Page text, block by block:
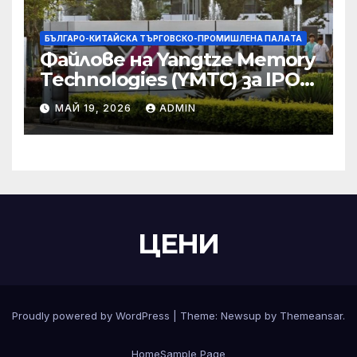
БЪЛГАРО-КИТАЙСКА ТЪРГОВСКО-ПРОМИШЛЕНА ПАЛAТА
Файлове на Yangtze Memory
Technologies (YMTC) за IPO
на STAR Market
МАЙ 19, 2026 ADMIN
ЦЕНИ
Proudly powered by WordPress Theme: Newsup by Themeansar.
HomeSample Page